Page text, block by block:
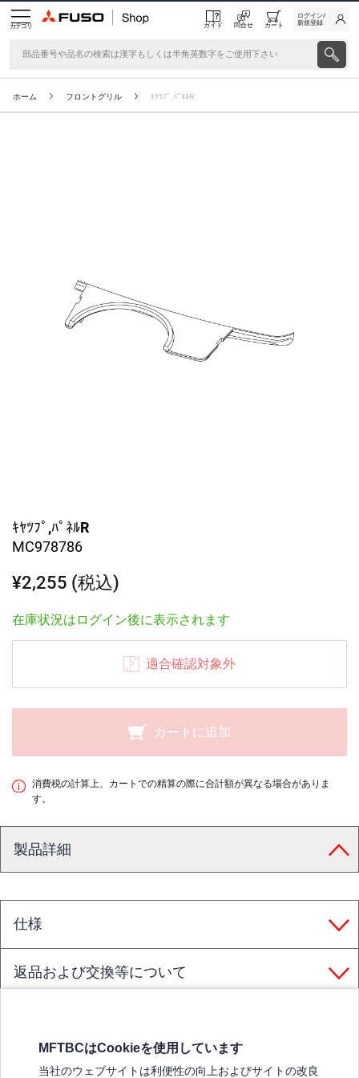
カテゴリ ガイド 問合せ カート
ログイン/
新規登録
ホーム フロントグリル ｷﾔﾂﾌﾟ,ﾊﾟﾈﾙR
ｷﾔﾂﾌﾟ,ﾊﾟﾈﾙR
MC978786
¥2,255 (税込)
在庫状況はログイン後に表示されます
適合確認対象外
カートに追加
消費税の計算上、カートでの精算の際に合計額が異なる場合がありま
す。
製品詳細
仕様
返品および交換等について
MFTBCはCookieを使用しています
当社のウェブサイトは利便性の向上およびサイトの改良